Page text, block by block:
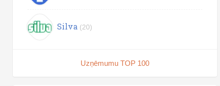
Silva (20)
Uzņēmumu TOP 100